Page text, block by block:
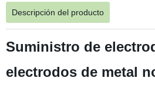
Descripción del producto
Suministro de
electrodos de metal